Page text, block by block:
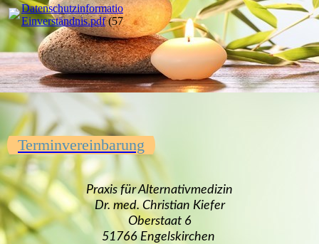
Datenschutzinformation und
Einverständnis.pdf(57.82KB)
Terminvereinbarung
Praxis für Alternativmedizin
Dr. med. Christian Kiefer
Oberstaat 6
51766 Engelskirchen